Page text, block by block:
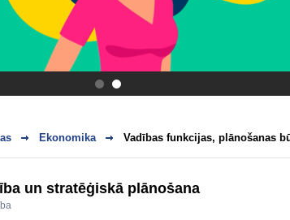
.
Ekonomika Vadības funkcijas, plānošanas
un stratēģiskā plānošana